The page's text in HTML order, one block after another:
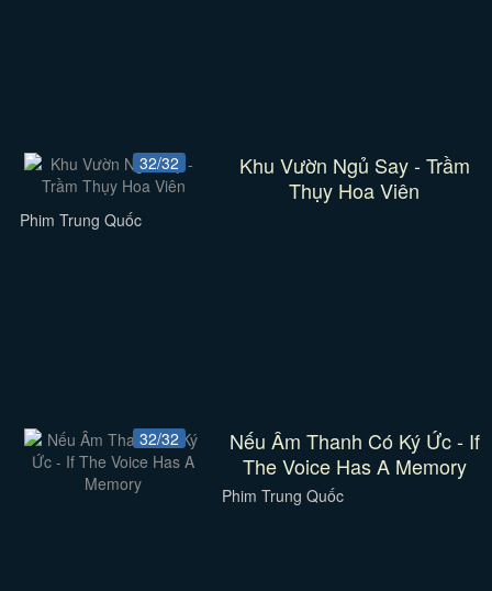
32/32
Khu Vườn Ngủ Say - Trầm
Thụy Hoa Viên
Phim Trung Quốc
32/32
Nếu Âm Thanh Có Ký Ức - If
The Voice Has A Memory
Phim Trung Quốc